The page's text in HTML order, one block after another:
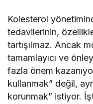
Kolesterol
tedavilerinin,
tartışılmaz. Ancak
tamamlayıcı ve
fazla önem
kullanmak” değil,
korunmak” istiyor.